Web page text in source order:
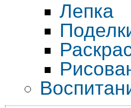
Лепка